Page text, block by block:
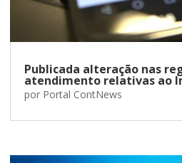
Publicada alteração nas
atendimento relativas ao
por Portal ContNews